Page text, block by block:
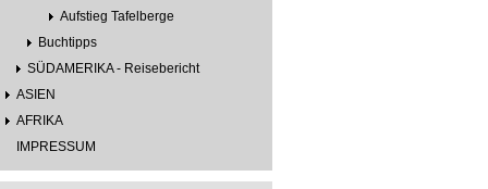
Aufstieg Tafelberge
Buchtipps
SÜDAMERIKA - Reisebericht
ASIEN
AFRIKA
IMPRESSUM